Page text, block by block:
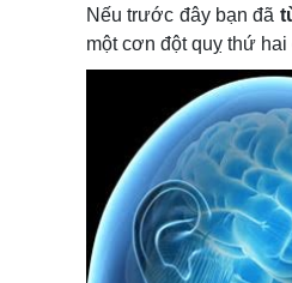
Nếu trước đây bạn đã
một cơn đột quỵ thứ